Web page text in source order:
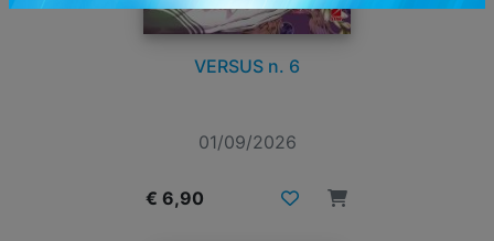
VERSUS n. 6
01/09/2026
€ 6,90